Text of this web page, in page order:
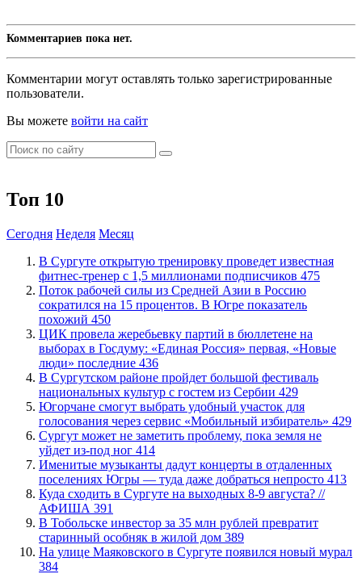
Комментариев пока нет.
Комментарии могут оставлять только зарегистрированные
пользователи.
Вы можете войти на сайт
Топ 10
Сегодня Неделя Месяц
В Сургуте открытую тренировку проведет известная
фитнес-тренер с 1,5 миллионами подписчиков 475
Поток рабочей силы из Средней Азии в Россию
сократился на 15 процентов. В Югре показатель
похожий 450
ЦИК провела жеребьевку партий в бюллетене на
выборах в Госдуму: «Единая Россия» первая, «Новые
люди» последние 436
В Сургутском районе пройдет большой фестиваль
национальных культур с гостем из Сербии 429
Югорчане смогут выбрать удобный участок для
голосования через сервис «Мобильный избиратель» 429
Сургут может не заметить проблему, пока земля не
уйдет из-под ног 414
Именитые музыканты дадут концерты в отдаленных
поселениях Югры — туда даже добраться непросто 413
​Куда сходить в Сургуте на выходных 8-9 августа? //
АФИША 391
В Тобольске инвестор за 35 млн рублей превратит
старинный особняк в жилой дом 389
​На улице Маяковского в Сургуте появился новый мурал
384